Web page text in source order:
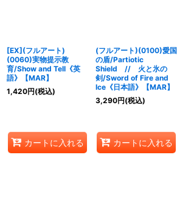
[EX](フルアート)
(0060)実物提示教
育/Show and Tell《英
語》【MAR】
1,420円(税込)
カートに入れる
(フルアート)(0100)愛国
の盾/Partiotic
Shield // 火と氷の
剣/Sword of Fire and
Ice《日本語》【MAR】
3,290円(税込)
カートに入れる